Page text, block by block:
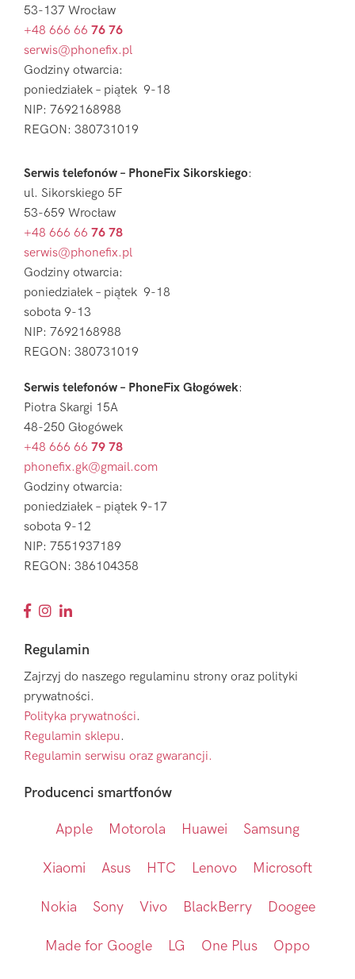
53-137 Wrocław
+48 666 66 76 76
serwis@phonefix.pl
Godziny otwarcia:
poniedziałek – piątek 9-18
NIP: 7692168988
REGON: 380731019
Serwis telefonów – PhoneFix Sikorskiego:
ul. Sikorskiego 5F
53-659 Wrocław
+48 666 66 76 78
serwis@phonefix.pl
Godziny otwarcia:
poniedziałek – piątek 9-18
sobota 9-13
NIP: 7692168988
REGON: 380731019
Serwis telefonów – PhoneFix Głogówek:
Piotra Skargi 15A
48-250 Głogówek
+48 666 66 79 78
phonefix.gk@gmail.com
Godziny otwarcia:
poniedziałek – piątek 9-17
sobota 9-12
NIP: 7551937189
REGON: 386104358
Regulamin
Zajrzyj do naszego regulaminu strony oraz polityki
prywatności.
Polityka prywatności.
Regulamin sklepu.
Regulamin serwisu oraz gwarancji.
Producenci smartfonów
Apple Motorola Huawei Samsung
Xiaomi Asus HTC Lenovo Microsoft
Nokia Sony Vivo BlackBerry Doogee
Made for Google LG One Plus Oppo